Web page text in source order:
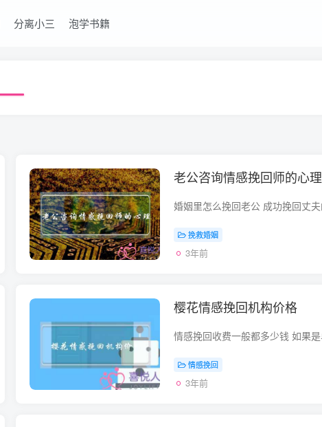
分离小三 泡学书籍
老公咨询情感挽回师的心理
挽救婚姻
3年前
樱花情感挽回机构价格
情感挽回
3年前